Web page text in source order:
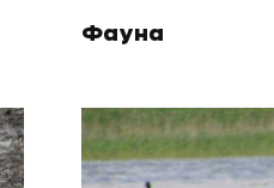
Фауна